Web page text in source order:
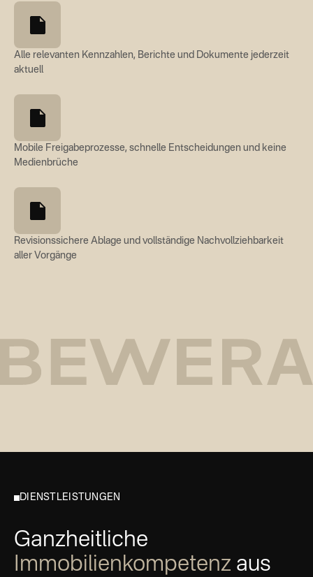
Alle relevanten Kennzahlen, Berichte und Dokumente jederzeit
aktuell
Mobile Freigabeprozesse, schnelle Entscheidungen und keine
Medienbrüche
Revisionssichere Ablage und vollständige Nachvollziehbarkeit
aller Vorgänge
DIENSTLEISTUNGEN
Ganzheitliche
Immobilienkompetenz aus